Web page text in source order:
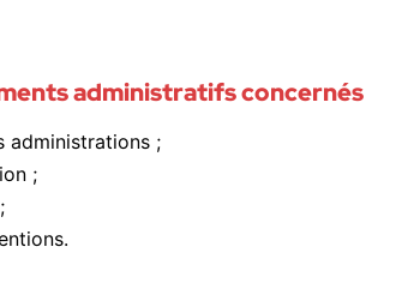
administratifs concernés
administrations ;
;